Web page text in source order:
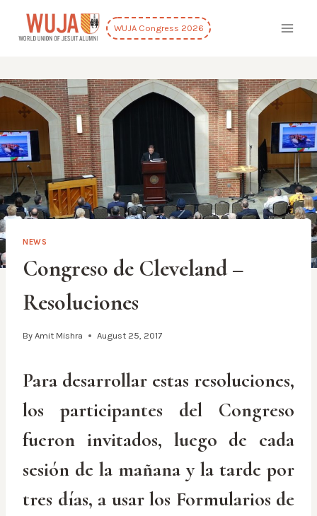
content
WUJA Congress 2026
NEWS
Congreso de Cleveland –
Resoluciones
By Amit Mishra August 25, 2017
Para desarrollar estas resoluciones,
los participantes del Congreso
fueron invitados, luego de cada
sesión de la mañana y la tarde por
tres días, a usar los Formularios de